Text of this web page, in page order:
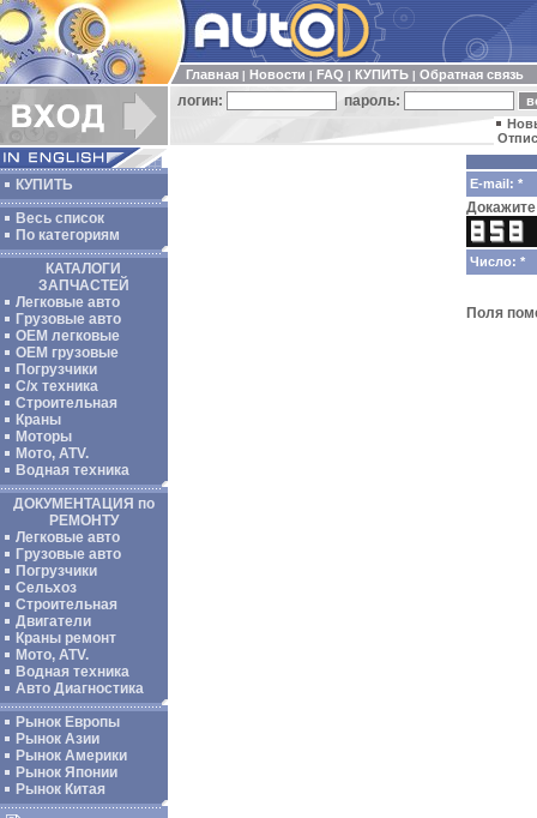
Главная Новости FAQ КУПИТЬ Обратная связь
логин: пароль:
КУПИТЬ
Весь список
По категориям
КАТАЛОГИ
ЗАПЧАСТЕЙ
Легковые авто
Грузовые авто
ОЕМ легковые
OEM грузовые
Погрузчики
С/х техника
Строительная
Краны
Моторы
Мото, ATV.
Водная техника
ДОКУМЕНТАЦИЯ по
РЕМОНТУ
Легковые авто
Грузовые авто
Погрузчики
Сельхоз
Строительная
Двигатели
Краны ремонт
Мото, ATV.
Водная техника
Авто Диагностика
Рынок Европы
Рынок Азии
Рынок Америки
Рынок Японии
Рынок Китая
E-mail: *
Докажите
Число: *
Поля